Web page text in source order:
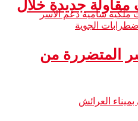
من 109 ألف مقاولة جديدة خلال
المتضررة من